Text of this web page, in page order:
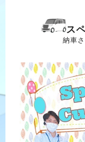
ス
納車